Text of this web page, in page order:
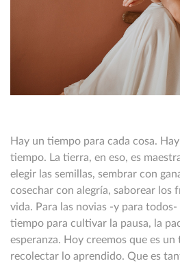
Hay un tiempo para cada cosa.
tiempo. La tierra, en eso, es
elegir las semillas, sembrar con
cosechar con alegría, saborear los
vida. Para las novias -y para
tiempo para cultivar la pausa, la
esperanza. Hoy creemos que es
recolectar lo aprendido. Que es